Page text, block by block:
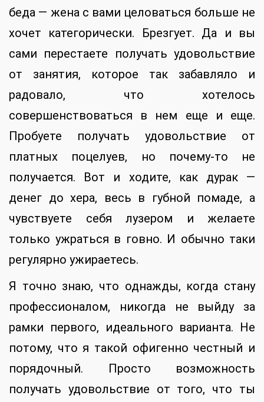
беда — жена с вами целоваться больше не
хочет категорически. Брезгует. Да и вы
сами перестаете получать удовольствие
от занятия, которое так забавляло и
радовало, что хотелось
совершенствоваться в нем еще и еще.
Пробуете получать удовольствие от
платных поцелуев, но почему-то не
получается. Вот и ходите, как дурак —
денег до хера, весь в губной помаде, а
чувствуете себя лузером и желаете
только ужраться в говно. И обычно таки
регулярно ужираетесь.
Я точно знаю, что однажды, когда стану
профессионалом, никогда не выйду за
рамки первого, идеального варианта. Не
потому, что я такой офигенно честный и
порядочный. Просто возможность
получать удовольствие от того, что ты